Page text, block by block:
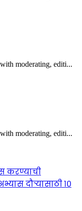
moderating, editi...
moderating, editi...
करण्याची
दौऱ्यासाठी १०